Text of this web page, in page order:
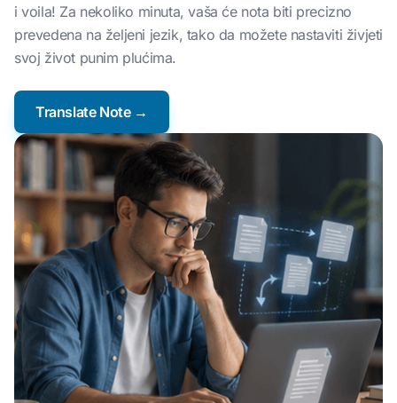
i voila! Za nekoliko minuta, vaša će nota biti precizno
prevedena na željeni jezik, tako da možete nastaviti živjeti
svoj život punim plućima.
Translate Note →